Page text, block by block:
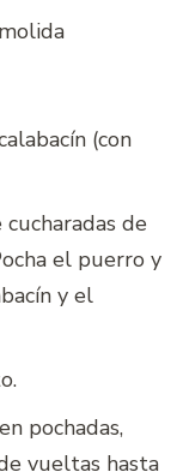
(con
de
el puerro y
y el
pochadas,
vueltas hasta